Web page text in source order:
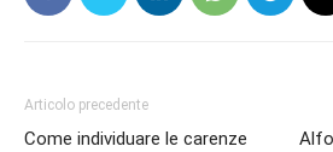
Articolo precedente
Come individuare le carenze